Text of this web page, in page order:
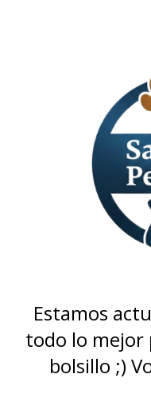
Estamos
todo lo mejor
bolsillo ;)